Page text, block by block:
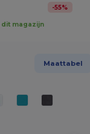
-55%
dit magazijn
Maattabel